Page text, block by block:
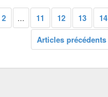
2 ... 11 12 13 14
Articles précédents